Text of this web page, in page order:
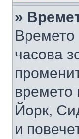
»
Времето
часова
Йорк,
и